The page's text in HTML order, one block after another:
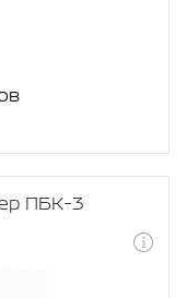
ПБК-3